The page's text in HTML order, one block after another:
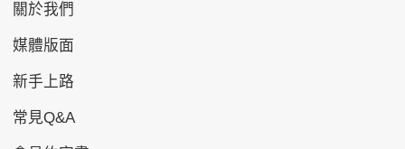
關於我們
媒體版面
新手上路
常見Q&A